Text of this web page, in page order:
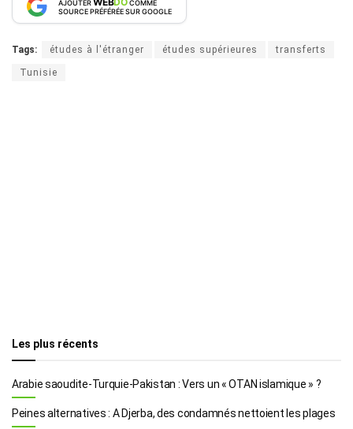
AJOUTER
COMME
SOURCE PRÉFÉRÉE SUR GOOGLE
Tags: études à l'étranger études supérieures transferts
Tunisie
Les plus récents
Arabie saoudite-Turquie-Pakistan : Vers un « OTAN islamique » ?
Peines alternatives : A Djerba, des condamnés nettoient les plages